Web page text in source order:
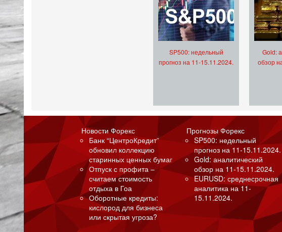
SP500: недельный
прогноз на 11-15.11.2024.
Gold:
обзор
Новости Форекс
Банк “ЦентроКредит”
обновил коллекцию
старинных ценных бумаг
Отпуск с профита –
считаем стоимость
отдыха в Гоа
Оборотные кредиты:
кислород для бизнеса
или скрытая угроза?
Прогнозы Форекс
SP500: недельный
прогноз на 11-15.11.2024.
Gold: аналитический
обзор на 11-15.11.2024.
EURUSD: среднесрочная
аналитика на 11-
15.11.2024.